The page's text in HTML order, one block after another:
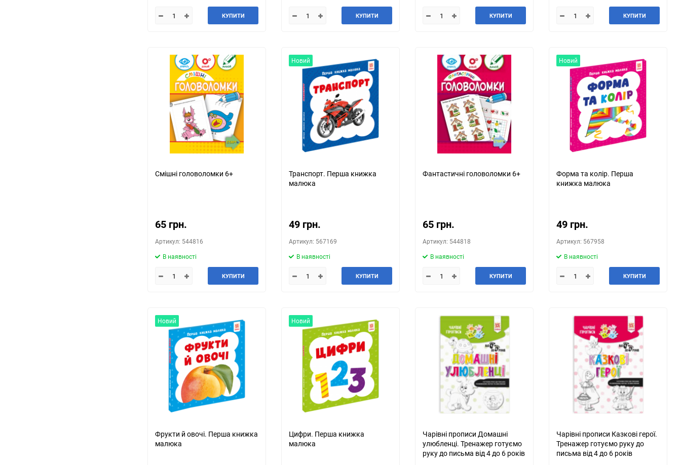
КУПИТИ КУПИТИ КУПИТИ КУПИТИ
Смішні головоломки 6+
65 грн.
Артикул: 544816
В наявності
КУПИТИ
Новий
Транспорт. Перша книжка
малюка
49 грн.
Артикул: 567169
В наявності
КУПИТИ
Фантастичні головоломки 6+
65 грн.
Артикул: 544818
В наявності
КУПИТИ
Новий
Форма та колір. Перша
книжка малюка
49 грн.
Артикул: 567958
В наявності
КУПИТИ
Новий
Фрукти й овочі. Перша книжка
малюка
Новий
Цифри. Перша книжка
малюка
Чарівні прописи Домашні
улюбленці. Тренажер готуємо
руку до письма від 4 до 6 років
Чарівні прописи Казкові герої.
Тренажер готуємо руку до
письма від 4 до 6 років